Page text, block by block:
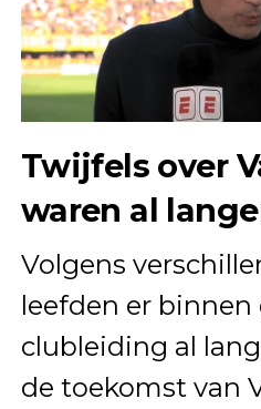
Twijfels over
waren al
Volgens
leefden er binnen
clubleiding al
de toekomst van